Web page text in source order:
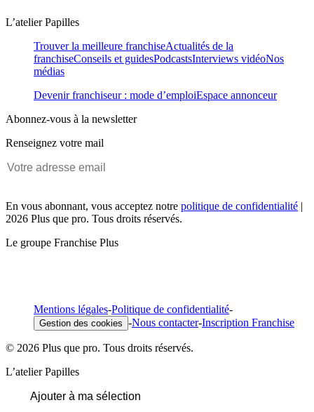
L’atelier Papilles
Trouver la meilleure franchiseActualités de la
franchiseConseils et guidesPodcastsInterviews vidéoNos
médias
Devenir franchiseur : mode d’emploiEspace annonceur
Abonnez-vous à la newsletter
Renseignez votre mail
En vous abonnant, vous acceptez notre politique de confidentialité |
2026 Plus que pro. Tous droits réservés.
Le groupe Franchise Plus
Mentions légales-Politique de confidentialité-
Gestion des cookies -Nous contacter-Inscription Franchise
© 2026 Plus que pro. Tous droits réservés.
L’atelier Papilles
Ajouter à ma sélection